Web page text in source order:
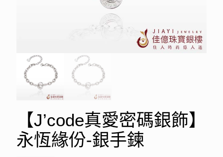
【J’code真愛密碼銀飾】
永恆緣份-銀手鍊